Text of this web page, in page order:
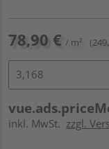
78,90 € / m²
inkl. MwSt. zzgl.